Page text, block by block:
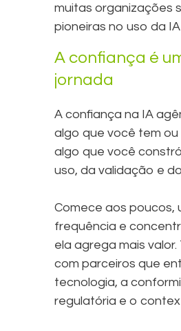
muitas organizações
pioneiras no uso da
A confiança é
jornada
A confiança na IA
algo que você tem ou
algo que você
uso, da validação e
Comece aos poucos,
frequência e
ela agrega mais valor.
com parceiros que
tecnologia, a
regulatória e o